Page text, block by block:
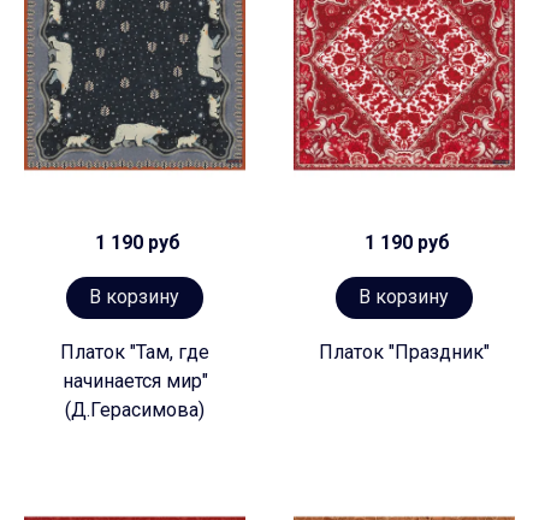
1 190 руб
В корзину
Платок "Там, где
начинается мир"
(Д.Герасимова)
1 190 руб
В корзину
Платок "Праздник"